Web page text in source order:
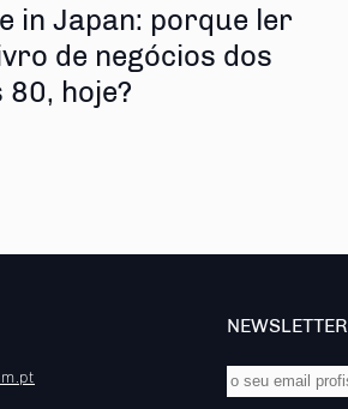
in Japan: porque ler
de negócios dos
80, hoje?
NEWSLETTER